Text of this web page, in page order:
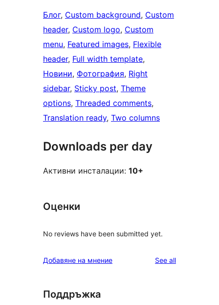
Блог, Custom background, Custom
header, Custom logo, Custom
menu, Featured images, Flexible
header, Full width template
Новини, Фотография, Right
sidebar, Sticky post, Theme
options, Threaded comments
Translation ready, Two columns
Downloads per day
Активни инсталации: 10+
Оценки
No reviews have been submitted yet.
Добавяне на мнение See allreviews
Поддръжка